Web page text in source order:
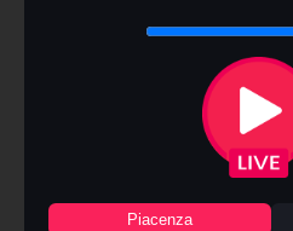
Piacenza